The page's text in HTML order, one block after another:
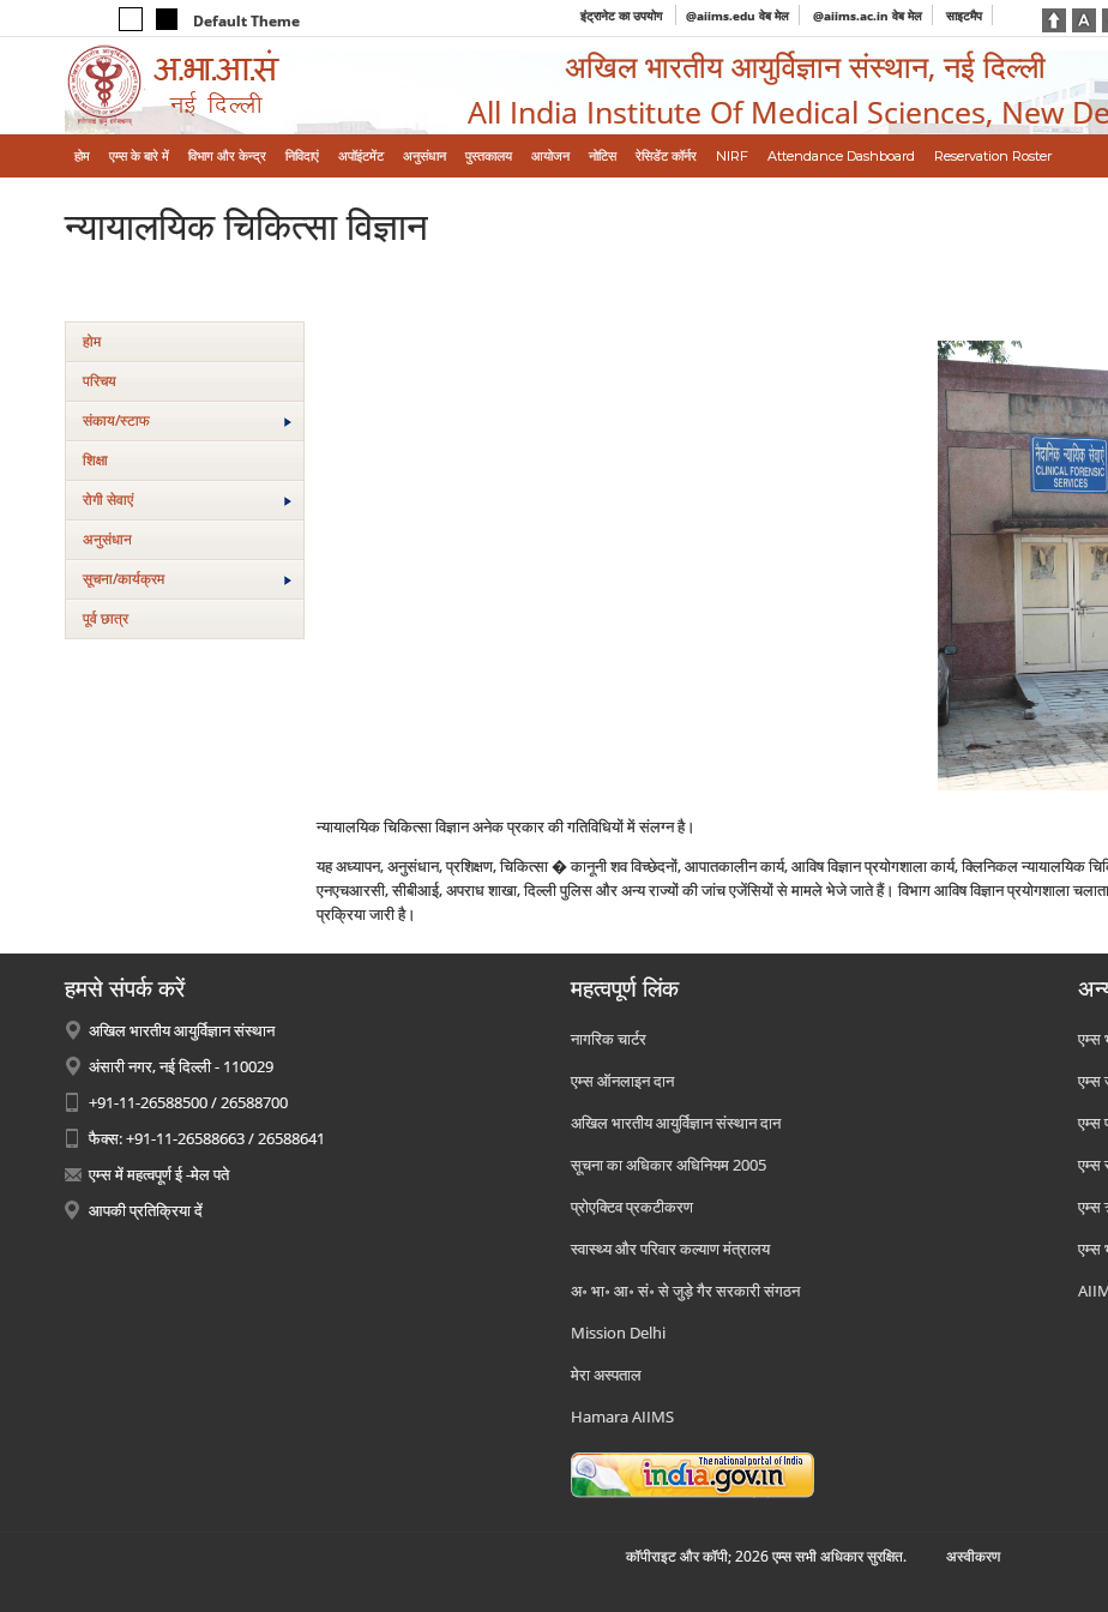
Default Theme इंट्रानेट का उपयोग @aiims.edu वेब मेल @aiims.ac.in वेब मेल साइटमैप
अखिल भारतीय आयुर्विज्ञान संस्थान, नई दिल्ली
All India Institute Of Medical Sciences, New
होम एम्‍स के बारे में विभाग और केन्‍द्र निविदाएं अपॉइंटमेंट अनुसंधान पुस्तकालय आयोजन नोटिस रेसिडेंट कॉर्नर NIRF Attendance Dashboard Reservation Roster
न्‍यायालयिक चिकित्‍सा विज्ञान
होम
परिचय
संकाय/स्‍टाफ
शिक्षा
रोगी सेवाएं
अनुसंधान
सूचना/कार्यक्रम
पूर्व छात्र
न्‍यायालयिक चिकित्‍सा विज्ञान अनेक प्रकार की गतिविधियों में संलग्‍न है।
यह अध्‍यापन, अनुसंधान, प्रशिक्षण, चिकित्‍सा � कानूनी शव विच्‍छेदनों, आपातकालीन कार्य, आविष विज्ञान प्रयोगशाला कार्य, क्लिनिकल न्‍यायालयिक
एनएचआरसी, सीबीआई, अपराध शाखा, दिल्‍ली पुलिस और अन्‍य राज्‍यों की जांच एजेंसियों से मामले भेजे जाते हैं। विभाग आविष विज्ञान प्रयोगशाला
प्रक्रिया जारी है।
हमसे संपर्क करें
अखिल भारतीय आयुर्विज्ञान संस्थान
अंसारी नगर, नई दिल्ली - 110029
+91-11-26588500 / 26588700
फैक्स: +91-11-26588663 / 26588641
एम्स में महत्वपूर्ण ई -मेल पते
आपकी प्रतिक्रिया दें
महत्वपूर्ण लिंक
नागरिक चार्टर
एम्स ऑनलाइन दान
अखिल भारतीय आयुर्विज्ञान संस्थान दान
सूचना का अधिकार अधिनियम 2005
प्रोएक्टिव प्रकटीकरण
स्वास्थ्य और परिवार कल्याण मंत्रालय
अ॰ भा॰ आ॰ सं॰ से जुड़े गैर सरकारी संगठन
Mission Delhi
मेरा अस्पताल
Hamara AIIMS
एम्‍स
एम्‍स
एम्‍स
एम्‍स
एम्‍स
एम्‍स
कॉपीराइट और कॉपी; 2026 एम्स सभी अधिकार सुरक्षित. अस्‍वीकरण